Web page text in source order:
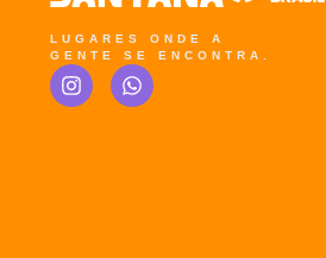
LUGARES ONDE A
GENTE SE ENCONTRA.